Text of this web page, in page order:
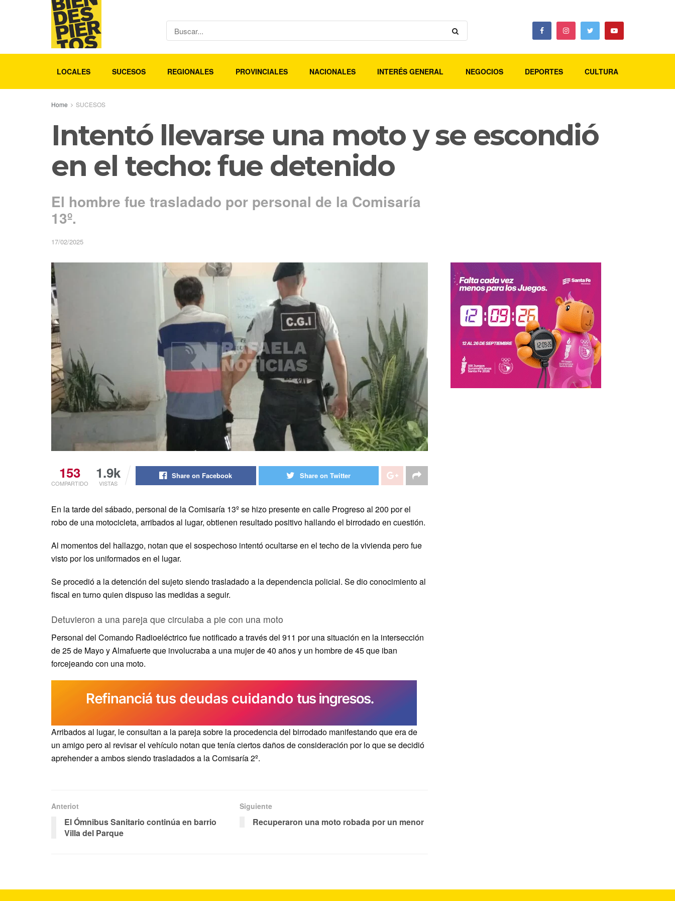
LOCALES SUCESOS REGIONALES PROVINCIALES NACIONALES INTERÉS GENERAL NEGOCIOS DEPORTES CULTURA
Home SUCESOS
Intentó llevarse una moto y se escondió
en el techo: fue detenido
El hombre fue trasladado por personal de la Comisaría
13º.
17/02/2025
153
COMPARTIDO
1.9k
VISTAS
Share on Facebook Share on Twitter
En la tarde del sábado, personal de la Comisaría 13º se hizo presente en calle Progreso al 200 por el
robo de una motocicleta, arribados al lugar, obtienen resultado positivo hallando el birrodado en cuestión.
Al momentos del hallazgo, notan que el sospechoso intentó ocultarse en el techo de la vivienda pero fue
visto por los uniformados en el lugar.
Se procedió a la detención del sujeto siendo trasladado a la dependencia policial. Se dio conocimiento al
fiscal en turno quien dispuso las medidas a seguir.
Detuvieron a una pareja que circulaba a pie con una moto
Personal del Comando Radioeléctrico fue notificado a través del 911 por una situación en la intersección
de 25 de Mayo y Almafuerte que involucraba a una mujer de 40 años y un hombre de 45 que iban
forcejeando con una moto.
Arribados al lugar, le consultan a la pareja sobre la procedencia del birrodado manifestando que era de
un amigo pero al revisar el vehículo notan que tenía ciertos daños de consideración por lo que se decidió
aprehender a ambos siendo trasladados a la Comisaría 2º.
Anteriot
El Ómnibus Sanitario continúa en barrio
Villa del Parque
Siguiente
Recuperaron una moto robada por un menor